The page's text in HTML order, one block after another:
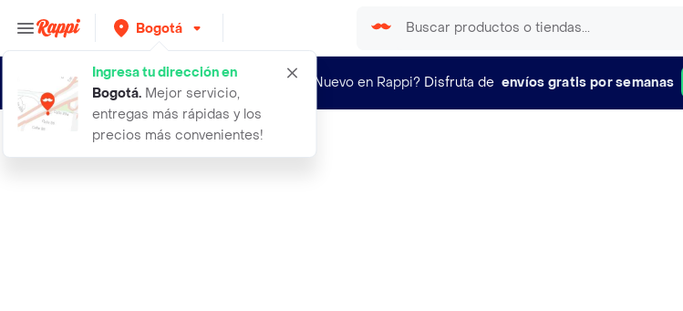
Bogotá
Ingresa tu dirección en
Bogotá. Mejor servicio,
entregas más rápidas y los
precios más convenientes!
¿Nuevo en Rappi? Disfruta de envíos gratis por semanas
borrador de tintan paper mate e205